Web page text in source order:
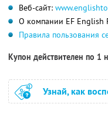
Веб-сайт:
О компании EF English
Правила пользования
Купон действителен по 1
Узнай, как